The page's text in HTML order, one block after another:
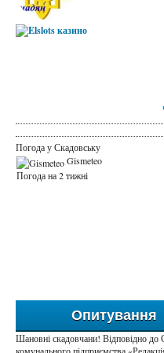
Погода у Скадовську
Gismeteo
Погода на 2 тижні
Опитування
Шановні скадовчани! Відповідно до